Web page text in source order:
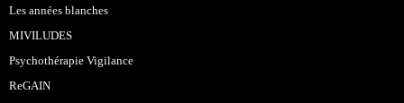
Les années blanches
MIVILUDES
Psychothérapie Vigilance
ReGAIN